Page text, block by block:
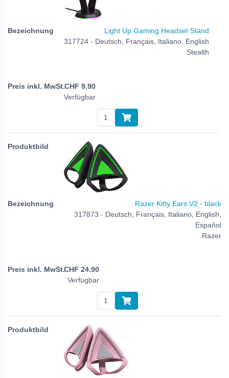
Light Up Gaming Headset Stand
317724 - Deutsch, Français, Italiano, English
Stealth
CHF 9.90
Verfügbar
Razer Kitty Ears V2 - black
317873 - Deutsch, Français, Italiano, English,
Español
Razer
CHF 24.90
Verfügbar